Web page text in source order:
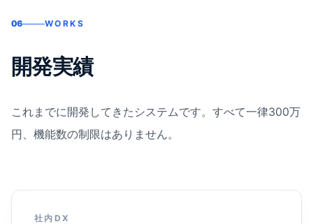
06 WORKS
開発実績
これまでに開発してきたシステムです。すべて一律300万
円、機能数の制限はありません。
社内DX